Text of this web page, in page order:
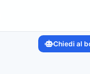
Chiedi al